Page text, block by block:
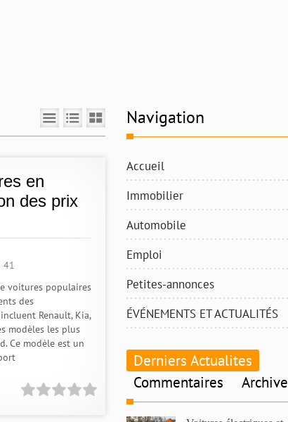
en
des prix
41
voitures populaires
des
Renault, Kia,
modèles les plus
Ce modèle est un
Navigation
Accueil
Immobilier
Automobile
Emploi
Petites-annonces
ÉVÉNEMENTS ET ACTUALITÉS
Derniers Actualites
Commentaires
Archive